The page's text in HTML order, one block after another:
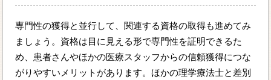
専門性の獲得と並行して、関連する資格の取得も進めてみ
ましょう。資格は目に見える形で専門性を証明できるた
め、患者さんやほかの医療スタッフからの信頼獲得につな
がりやすいメリットがあります。ほかの理学療法士と差別